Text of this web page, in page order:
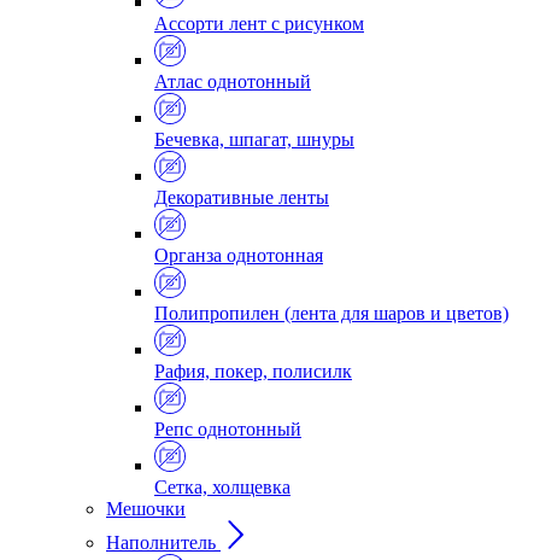
Ассорти лент с рисунком
Атлас однотонный
Бечевка, шпагат, шнуры
Декоративные ленты
Органза однотонная
Полипропилен (лента для шаров и цветов)
Рафия, покер, полисилк
Репс однотонный
Сетка, холщевка
Мешочки
Наполнитель